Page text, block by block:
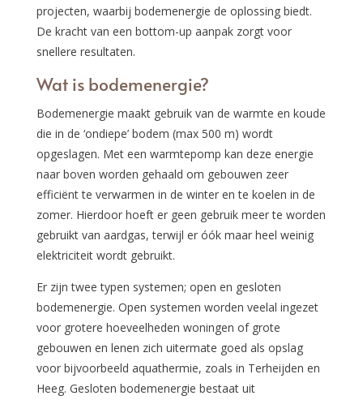
projecten, waarbij bodemenergie de oplossing biedt.
De kracht van een bottom-up aanpak zorgt voor
snellere resultaten.
Wat is bodemenergie?
Bodemenergie maakt gebruik van de warmte en koude
die in de ‘ondiepe’ bodem (max 500 m) wordt
opgeslagen. Met een warmtepomp kan deze energie
naar boven worden gehaald om gebouwen zeer
efficiënt te verwarmen in de winter en te koelen in de
zomer. Hierdoor hoeft er geen gebruik meer te worden
gebruikt van aardgas, terwijl er óók maar heel weinig
elektriciteit wordt gebruikt.
Er zijn twee typen systemen; open en gesloten
bodemenergie. Open systemen worden veelal ingezet
voor grotere hoeveelheden woningen of grote
gebouwen en lenen zich uitermate goed als opslag
voor bijvoorbeeld aquathermie, zoals in Terheijden en
Heeg. Gesloten bodemenergie bestaat uit